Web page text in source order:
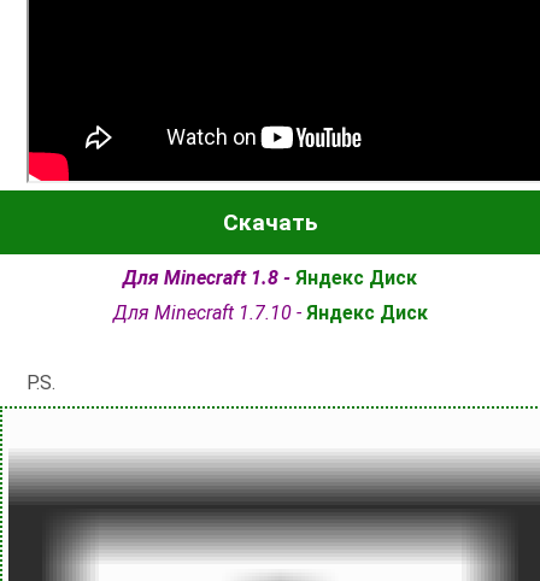
Скачать
Для Minecraft 1.8 - Яндекс Диск
Для Minecraft 1.7.10 - Яндекс Диск
P.S.